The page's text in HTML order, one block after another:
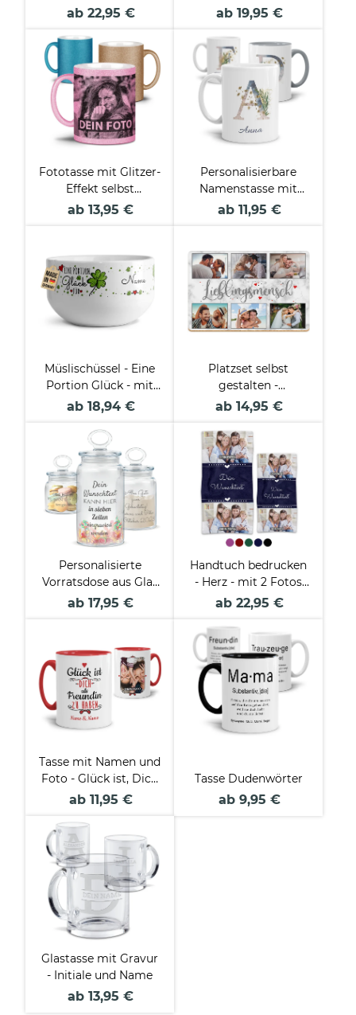
selbst gestalten - 4
ab 22,95 €
mit Name - Cola-
ab 19,95 €
Fototasse mit Glitzer-
Effekt selbst
gestalten -
ab 13,95 €
Personalisierbare
Namenstasse mit
Blumenbuchstabe
ab 11,95 €
Müslischüssel - Eine
Portion Glück - mit
Name - 500 ml
ab 18,94 €
Platzset selbst
gestalten -
Lieblingsmensch mit
ab 14,95 €
Personalisierte
Vorratsdose aus Glas
mit Gravur - mit Text
ab 17,95 €
Handtuch bedrucken
- Herz - mit 2 Fotos
und Text - in zwei
verschiedenen Farben
ab 22,95 €
Tasse mit Namen und
Foto - Glück ist, Dich
zu haben - weiblich -
ab 11,95 €
Tasse Dudenwörter
ab 9,95 €
Glastasse mit Gravur
- Initiale und Name
ab 13,95 €